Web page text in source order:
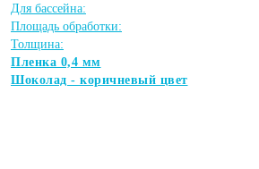
Для бассейна:
Площадь обработки:
Толщина:
Пленка 0,4 мм
Шоколад - коричневый цвет